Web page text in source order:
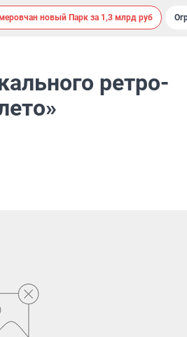
новый Парк за 1,3 млрд руб
ретро-